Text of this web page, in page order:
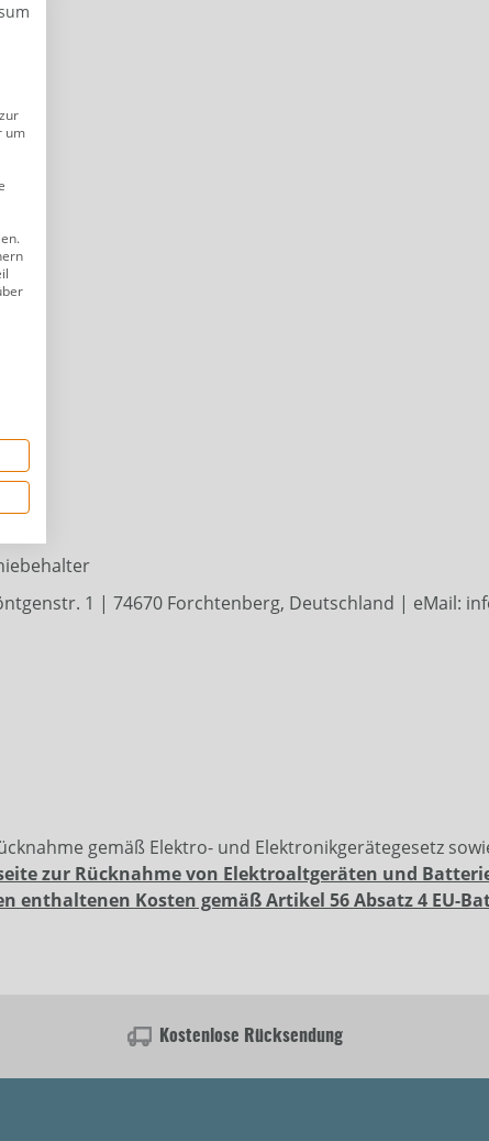
1 | 74670 Forchtenberg, Deutschland | eMail:
gemäß Elektro- und Elektronikgerätegesetz
zur Rücknahme von Elektroaltgeräten und
enthaltenen Kosten gemäß Artikel 56 Absatz 4 EU-
Kostenlose Rücksendung
um